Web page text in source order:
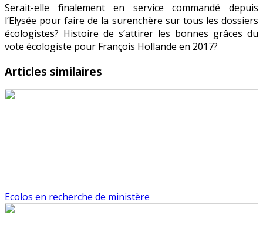
Serait-elle finalement en service commandé depuis
l’Elysée pour faire de la surenchère sur tous les dossiers
écologistes? Histoire de s’attirer les bonnes grâces du
vote écologiste pour François Hollande en 2017?
Articles similaires
Ecolos en recherche de ministère